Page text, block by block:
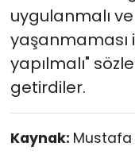
uygulanmalı
yaşanmaması
yapılmalı"
getirdiler.
Kaynak: Mustafa